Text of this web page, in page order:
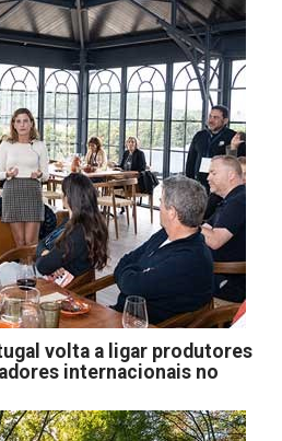
volta a ligar produtores
internacionais no